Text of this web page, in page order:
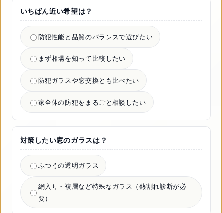
いちばん近い希望は？
防犯性能と品質のバランスで選びたい
まず相場を知って比較したい
防犯ガラスや窓交換とも比べたい
家全体の防犯をまるごと相談したい
対策したい窓のガラスは？
ふつうの透明ガラス
網入り・複層など特殊なガラス（熱割れ診断が必
要）